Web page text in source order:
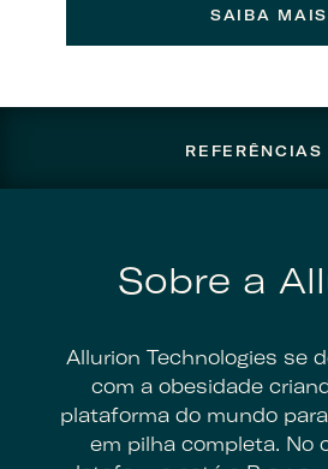
SAIBA MAIS
REFERÊNCIAS
Sobre a
Allurion Technologies se
com a obesidade
plataforma do mundo
em pilha completa. No